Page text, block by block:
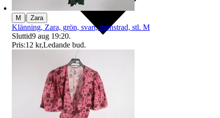
Ersättning om du inte får din vara
M | Zara
Klänning, Zara, grön, svart, mönstrad, stl. M
Sluttid9 aug 19:20.
Pris:12 kr,Ledande bud.